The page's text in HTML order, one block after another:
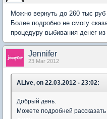
Можно вернуть до 260 тыс
Более подробно не смогу
процедуру выбивания денег
Jennifer
23 Mar 2012
ALive, on 22.03.2012 - 23:02:
Добрый день.
Можете подробней